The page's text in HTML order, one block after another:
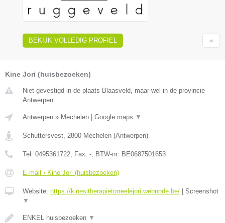
BEKIJK VOLLEDIG PROFIEL
Kine Jori (huisbezoeken)
Niet gevestigd in de plaats Blaasveld, maar wel in de provincie
Antwerpen.
Antwerpen » Mechelen | Google maps ▼
Schuttersvest 2800 Mechelen (Antwerpen)
Tel: 0495361722 , Fax: - , BTW-nr: BE0687501653
E-mail › Kine Jori (huisbezoeken)
Website: https://kinesitherapietorreelejori.webnode.be/ | Screenshot
▼
ENKEL huisbezoeken ▼